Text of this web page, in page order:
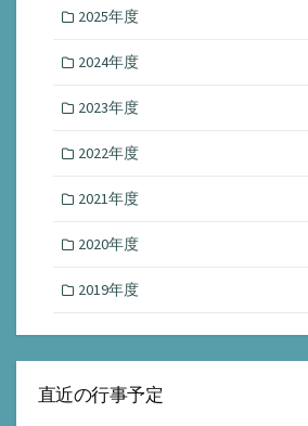
2025年度
2024年度
2023年度
2022年度
2021年度
2020年度
2019年度
直近の行事予定